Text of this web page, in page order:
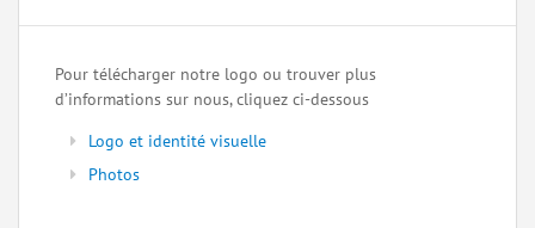
Pour télécharger notre logo ou trouver plus
d’informations sur nous, cliquez ci-dessous
Logo et identité visuelle
Photos